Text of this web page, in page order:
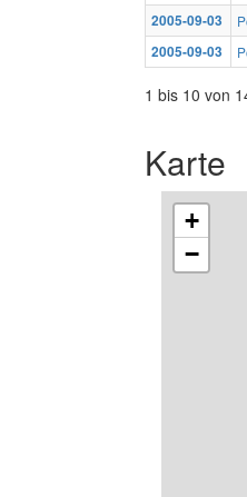
2005-09-03
2005-09-03
1 bis 10 von
Karte
+
−